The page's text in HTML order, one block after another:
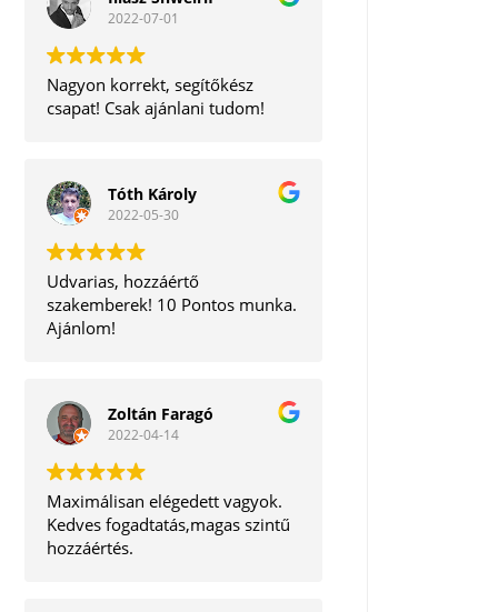
2022-07-01
Nagyon korrekt, segítőkész
csapat! Csak ajánlani tudom!
Tóth Károly
2022-05-30
Udvarias, hozzáértő
szakemberek! 10 Pontos munka.
Ajánlom!
Zoltán Faragó
2022-04-14
Maximálisan elégedett vagyok.
Kedves fogadtatás,magas szintű
hozzáértés.